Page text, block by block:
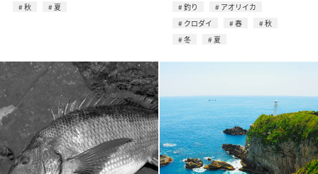
秋
夏
釣り
アオリイカ
クロダイ
春
秋
冬
夏